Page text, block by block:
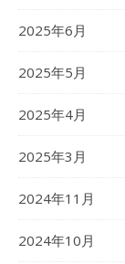
2025年6月
2025年5月
2025年4月
2025年3月
2024年11月
2024年10月